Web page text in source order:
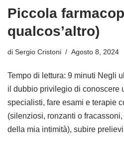
Piccola
qualcos’altro)
di Sergio Cristoni Agosto 8, 2024
Tempo di lettura: 9 minuti Negli
il dubbio privilegio di conoscere
specialisti, fare esami e terapie
(silenziosi, ronzanti o
della mia intimità), subire